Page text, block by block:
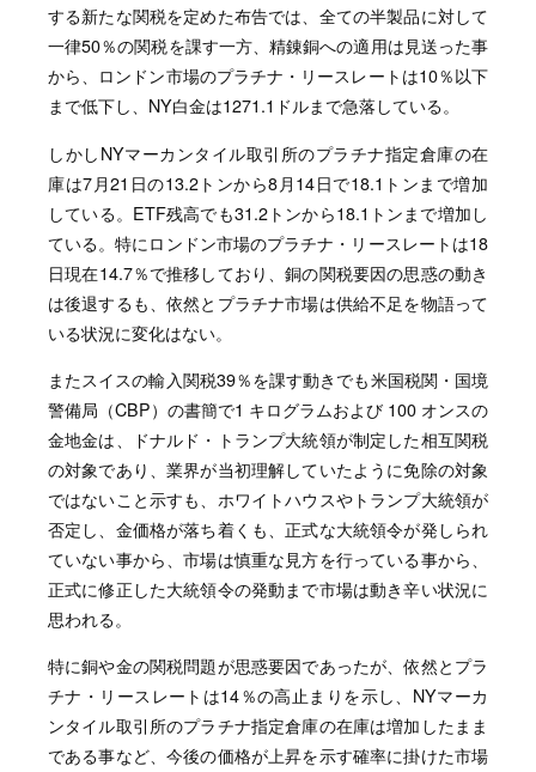
する新たな関税を定めた布告では、全ての半製品に対して
一律50％の関税を課す一方、精錬銅への適用は見送った事
から、ロンドン市場のプラチナ・リースレートは10％以下
まで低下し、NY白金は1271.1ドルまで急落している。
しかしNYマーカンタイル取引所のプラチナ指定倉庫の在
庫は7月21日の13.2トンから8月14日で18.1トンまで増加
している。ETF残高でも31.2トンから18.1トンまで増加し
ている。特にロンドン市場のプラチナ・リースレートは18
日現在14.7％で推移しており、銅の関税要因の思惑の動き
は後退するも、依然とプラチナ市場は供給不足を物語って
いる状況に変化はない。
またスイスの輸入関税39％を課す動きでも米国税関・国境
警備局（CBP）の書簡で1 キログラムおよび 100 オンスの
金地金は、ドナルド・トランプ大統領が制定した相互関税
の対象であり、業界が当初理解していたように免除の対象
ではないこと示すも、ホワイトハウスやトランプ大統領が
否定し、金価格が落ち着くも、正式な大統領令が発しられ
ていない事から、市場は慎重な見方を行っている事から、
正式に修正した大統領令の発動まで市場は動き辛い状況に
思われる。
特に銅や金の関税問題が思惑要因であったが、依然とプラ
チナ・リースレートは14％の高止まりを示し、NYマーカ
ンタイル取引所のプラチナ指定倉庫の在庫は増加したまま
である事など、今後の価格が上昇を示す確率に掛けた市場